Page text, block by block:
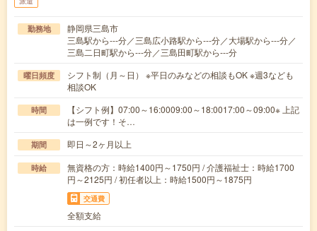
勤務地
静岡県三島市
三島駅から---分／三島広小路駅から---分／大場駅から---分／
三島二日町駅から---分／三島田町駅から---分
曜日頻度
シフト制（月～日） ※平日のみなどの相談もOK ※週3なども
相談OK
時間
【シフト例】07:00～16:0009:00～18:0017:00～09:00※ 上記
は一例です！そ…
期間 即日～2ヶ月以上
時給
無資格の方：時給1400円～1750円 / 介護福祉士：時給1700
円～2125円 / 初任者以上：時給1500円～1875円
交通費
全額支給